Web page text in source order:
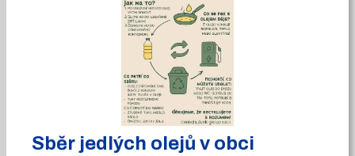
Sběr jedlých olejů v obci